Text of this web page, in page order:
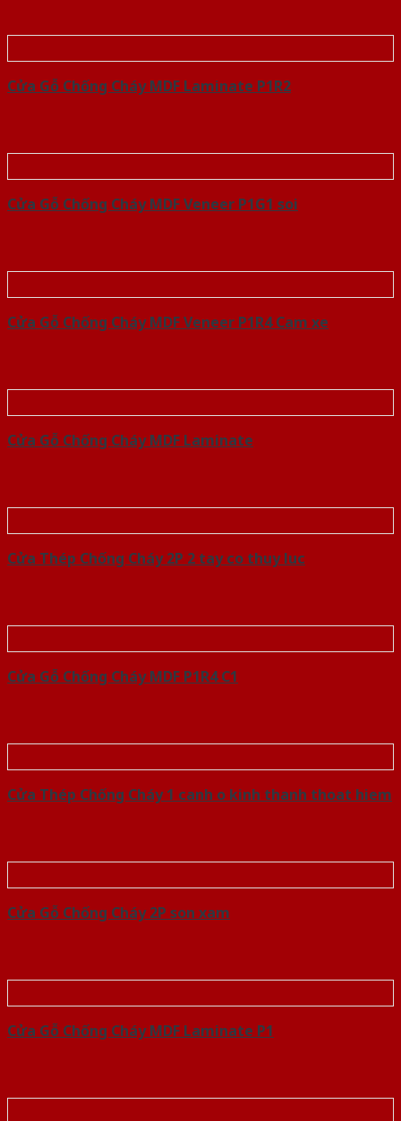
Cửa Gỗ Chống Cháy MDF Laminate P1R2
Cửa Gỗ Chống Cháy MDF Veneer P1G1 soi
Cửa Gỗ Chống Cháy MDF Veneer P1R4 Cam xe
Cửa Gỗ Chống Cháy MDF Laminate
Cửa Thép Chống Cháy 2P 2 tay co thuy luc
Cửa Gỗ Chống Cháy MDF P1R4 C1
Cửa Thép Chống Cháy 1 canh o kinh thanh thoat hiem
Cửa Gỗ Chống Cháy 2P son xam
Cửa Gỗ Chống Cháy MDF Laminate P1